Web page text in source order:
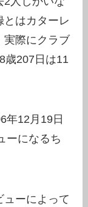
とはカターレ
実際にクラブ
歳207日は11
年12月19日
ーになるち
ューによって